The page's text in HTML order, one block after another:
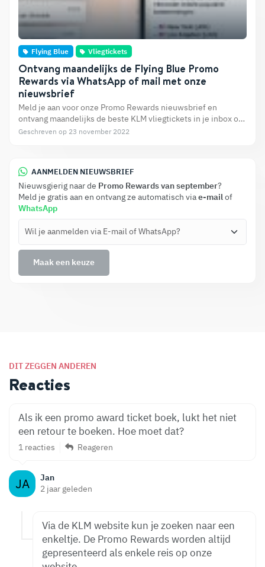
Flying Blue Vliegtickets
Ontvang maandelijks de Flying Blue Promo
Rewards via WhatsApp of mail met onze
nieuwsbrief
Meld je aan voor onze Promo Rewards nieuwsbrief en
ontvang maandelijks de beste KLM vliegtickets in je inbox of
via WhatsApp. Zo mis je nooit meer een mooie deal voor een
Geschreven op 23 november 2022
AANMELDEN NIEUWSBRIEF
Nieuwsgierig naar de Promo Rewards van september?
Meld je gratis aan en ontvang ze automatisch viae-mailof
WhatsApp
DIT ZEGGEN ANDEREN
Reacties
Jan
2 jaar geleden
Als ik een promo award ticket boek, lukt het niet
een retour te boeken. Hoe moet dat?
1 reacties Reageren
Via de KLM website kun je zoeken naar een
enkeltje. De Promo Rewards worden altijd
gepresenteerd als enkele reis op onze